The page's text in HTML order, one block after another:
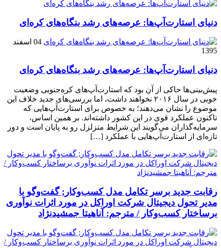
دنیای استارت‌آپ‌ها: عرصه‌های رشد بنگاه‌های کره‌ای‌
04 اسفند
1395
دنیای استارت‌آپ‌ها: عرصه‌های رشد بنگاه‌های کره‌ای‌
پیش‌بینی‌ها حاکی از آن بود که استارت‌آپ‌های کره‌جنوبی وضعیت
خوبی در سال ۲۰۱۶ نخواهند داشت، اما بررسی‌های جدید خلاف این
موضوع را نشان می‌دهند؛ به خصوص برای استارت‌آپ‌هایی که
تاکنون عملکرد قوی در این کشور داشته‌اند. بر همین اساس،
سرمایه‌گذاران می‌گویند این شرایط متزلزل رو به پایان است و دور
تازه‌ای از استارت‌آپ‌هایی با عملکرد […]
رقابت جدید برسر تکامل مدل کسب‌و‌کار; گفت‌وگو با
مدیر تحول دیجیتال شرکت اوراکل در مورد اثرات نوآوری
برساختار کسب‌وکار / مترجم: آناهیتا جمشیدنژاد